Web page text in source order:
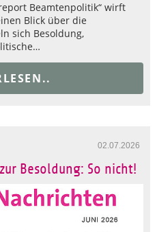
Beamtenpolitik“ wirft
Blick über die
sich Besoldung,
02.07.2026
Besoldung: So nicht!